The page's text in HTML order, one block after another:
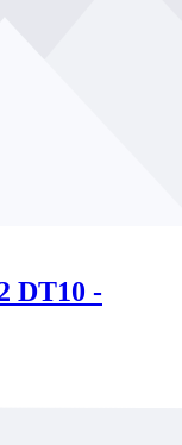
DT10 -